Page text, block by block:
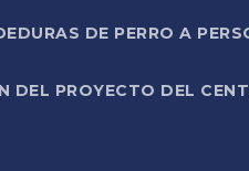
DE PERRO A
PROYECTO DEL